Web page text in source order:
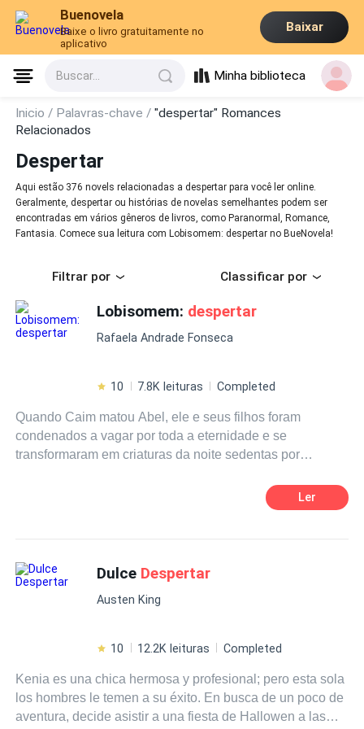
Buenovela
Baixe o livro gratuitamente no
aplicativo
Baixar
Buscar... Minha biblioteca
Inicio / Palavras-chave /"despertar" Romances
Relacionados
Despertar
Aqui estão 376 novels relacionadas a despertar para você ler online.
Geralmente, despertar ou histórias de novelas semelhantes podem ser
encontradas em vários gêneros de livros, como Paranormal, Romance,
Fantasia. Comece sua leitura com Lobisomem: despertar no BueNovela!
Filtrar por Classificar por
Lobisomem: despertar
Rafaela Andrade Fonseca
10 7.8K leituras Completed
Quando Caim matou Abel, ele e seus filhos foram
condenados a vagar por toda a eternidade e se
transformaram em criaturas da noite sedentas por
vinham com a escuridão, imploraram a Deus por forças
para combate-las. Assim os foi concedido uma forma
esqueceu dos riscos do passado. A espécie dos
lobisomens foi gradativamente se tornado menos
numerosa. Além disso, ambas as espécies foram
mais cruéis que seu inimigo original. Porém, em uma
lobisomem e o surgimento de um híbrido acarretam
fenômenos há muito tempo esquecidos por todas as
espécies.
Ler
Dulce Despertar
Austen King
10 12.2K leituras Completed
Kenia es una chica hermosa y profesional; pero esta sola
los hombres le temen a su éxito. En busca de un poco de
aventura, decide asistir a una fiesta de Hallowen a las